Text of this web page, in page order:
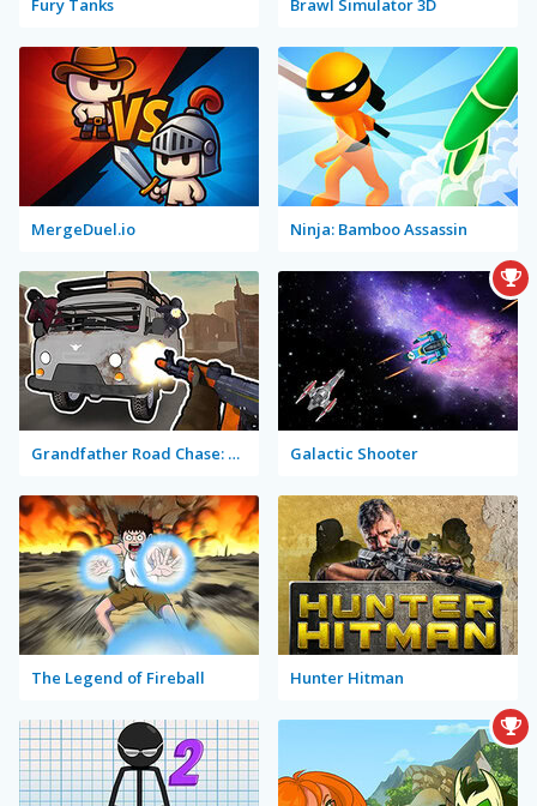
Fury Tanks Brawl Simulator 3D
MergeDuel.io Ninja: Bamboo Assassin
Grandfather Road Chase: Realistic Shooter Galactic Shooter
The Legend of Fireball Hunter Hitman